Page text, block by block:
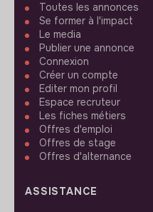
Toutes les annonces
Se former à l'impact
Le media
Publier une annonce
Connexion
Créer un compte
Editer mon profil
Espace recruteur
Les fiches métiers
Offres d'emploi
Offres de stage
Offres d'alternance
ASSISTANCE